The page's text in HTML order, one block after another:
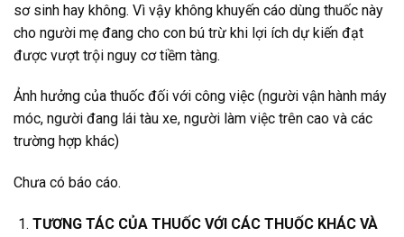
sơ sinh hay không. Vì vậy không khuyến cáo dùng thuốc này
cho người mẹ đang cho con bú trừ khi lợi ích dự kiến đạt
được vượt trội nguy cơ tiềm tàng.
Ảnh hưởng của thuốc đối với công việc (người vận hành máy
móc, người đang lái tàu xe, người làm việc trên cao và các
trường hợp khác)
Chưa có báo cáo.
TƯƠNG TÁC CỦA THUỐC VỚI CÁC THUỐC KHÁC VÀ